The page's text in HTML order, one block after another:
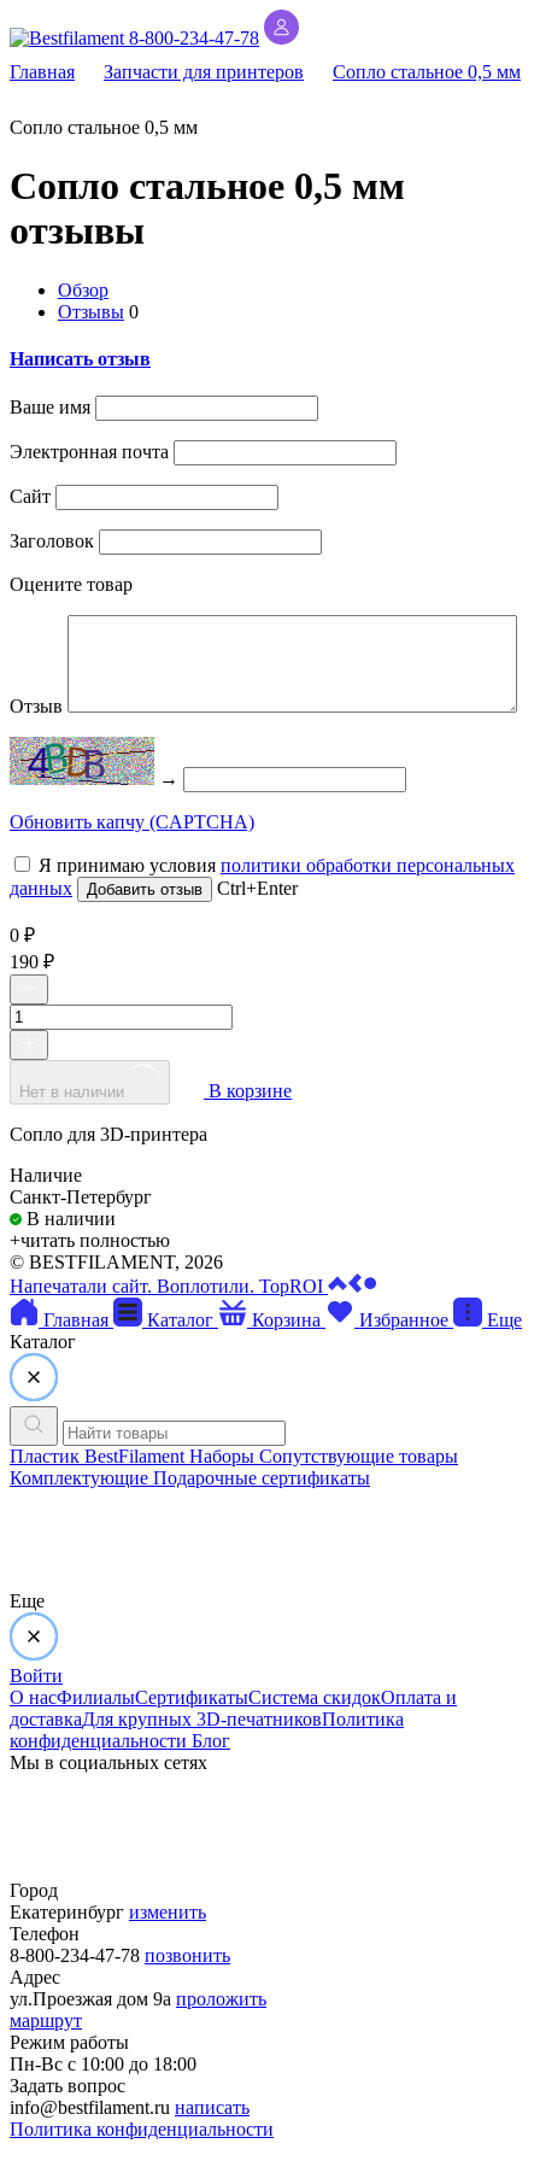
8-800-234-47-78
Главная
Запчасти для принтеров Сопло стальное 0,5 мм
Сопло стальное 0,5 мм
Сопло стальное 0,5 мм
отзывы
Обзор
Отзывы 0
Написать отзыв
Ваше имя
Электронная почта
Сайт
Заголовок
Оцените товар
Отзыв
→
Обновить капчу (CAPTCHA)
Я принимаю условия политики обработки персональных
данных
Ctrl+Enter
0 ₽
190 ₽
Нет в наличии В корзине
Сопло для 3D-принтера
Наличие
Санкт-Петербург
В наличии
+читать полностью
© BESTFILAMENT, 2026
Напечатали сайт. Воплотили. TopROI
Главная
Каталог Корзина Избранное
Еще
Каталог
Пластик BestFilamentНаборы Сопутствующие товары
Комплектующие Подарочные сертификаты
Еще
Войти
О насФилиалыСертификатыСистема скидокОплата и
доставкаДля крупных 3D-печатниковПолитика
конфиденциальности Блог
Мы в социальных сетях
Город
Екатеринбург изменить
Телефон
8-800-234-47-78 позвонить
Адрес
ул.Проезжая дом 9а проложить
маршрут
Режим работы
Пн-Вс с 10:00 до 18:00
Задать вопрос
info@bestfilament.ru написать
Политика конфиденциальности